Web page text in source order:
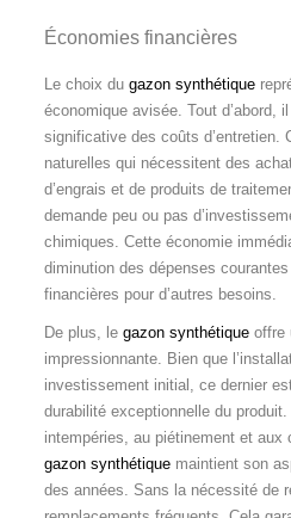
Économies financières
Le choix du gazon synthétique
économique avisée. Tout d’abord,
significative des coûts d’entretien.
naturelles qui nécessitent des
d’engrais et de produits de
demande peu ou pas
chimiques. Cette économie
diminution des dépenses
financières pour d’autres besoins.
De plus, le gazon synthétiqueoffre
impressionnante. Bien que
investissement initial, ce dernier
durabilité exceptionnelle du
intempéries, au piétinement et
gazon synthétiquemaintient son
des années. Sans la nécessité de